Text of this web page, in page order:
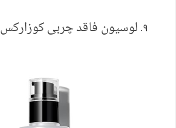
لوسیون فاقد چربی کوزارکس